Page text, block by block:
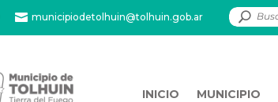
 municipiodetolhuin@tolhuin.gob.ar
INICIO MUNICIPIO